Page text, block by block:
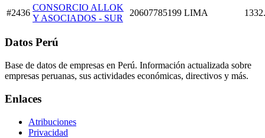
#2436
CONSORCIO ALLOK
Y ASOCIADOS - SUR
20607785199 LIMA
Datos Perú
Base de datos de empresas en Perú. Información actualizada sobre
empresas peruanas, sus actividades económicas, directivos y más.
Enlaces
Atribuciones
Privacidad